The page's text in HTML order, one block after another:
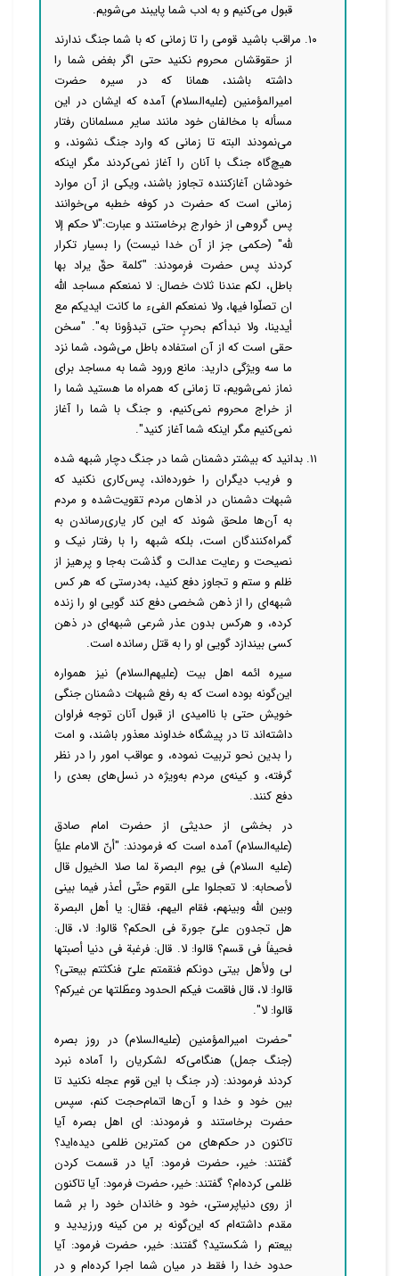
قبول می‌کنیم و به ادب شما پایبند می‌شویم.
۱۰. مراقب باشید قومی را تا زمانی که با شما جنگ ندارند
از حقوقشان محروم نکنید حتی اگر بغض شما را
داشته باشند، همانا که در سیره حضرت
امیرالمؤمنین (علیه‌السلام) آمده که ایشان در این
مسأله با مخالفان خود مانند سایر مسلمانان رفتار
می‌نمودند البته تا زمانی که وارد جنگ نشوند، و
هیچ‌گاه جنگ با آنان را آغاز نمی‌کردند مگر اینکه
خودشان آغازکننده تجاوز باشند، ویکی از آن موارد
زمانی است که حضرت در کوفه خطبه می‌خوانند
پس گروهی از خوارج برخاستند و عبارت:"لا حکم إلا
لله" (حکمی جز از آن خدا نیست) را بسیار تکرار
کردند پس حضرت فرمودند: "کلمة حقّ یراد بها
باطل، لکم عندنا ثلاث خصال: لا نمنعکم مساجد الله
ان تصلّوا فیها، ولا نمنعکم الفیء ما کانت ایدیکم مع
أیدینا، ولا نبدأکم بحربٍ حتی تبدؤونا به". "سخن
حقی است که از آن استفاده باطل می‌شود، شما نزد
ما سه ویژگی دارید: مانع ورود شما به مساجد برای
نماز نمی‌شویم، تا زمانی که همراه ما هستید شما را
از خراج محروم نمی‌کنیم، و جنگ با شما را آغاز
نمی‌کنیم مگر اینکه شما آغاز کنید".
۱۱. بدانید که بیشتر دشمنان شما در جنگ دچار شبهه شده
و فریب دیگران را خورده‌اند، پس‌کاری نکنید که
شبهات دشمنان در اذهان مردم تقویت‌شده و مردم
به آن‌ها ملحق شوند که این کار یاری‌رساندن به
گمراه‌کنندگان است، بلکه شبهه را با رفتار نیک و
نصیحت و رعایت عدالت و گذشت به‌جا و پرهیز از
ظلم و ستم و تجاوز دفع کنید، به‌درستی که هر کس
شبهه‌ای را از ذهن شخصی دفع کند گویی او را زنده
کرده، و هرکس بدون عذر شرعی شبهه‌ای در ذهن
کسی بیندازد گویی او را به قتل رسانده است.
سیره ائمه اهل بیت (علیهم‌السلام) نیز همواره
این‌گونه بوده است که به رفع شبهات دشمنان جنگی
خویش حتی با ناامیدی از قبول آنان توجه فراوان
داشته‌اند تا در پیشگاه خداوند معذور باشند، و امت
را بدین نحو تربیت نموده، و عواقب امور را در نظر
گرفته، و کینه‌ی مردم به‌ویژه در نسل‌های بعدی را
دفع کنند.
در بخشی از حدیثی از حضرت امام صادق
(علیه‌السلام) آمده است که فرمودند: "أنّ الامام علیّاً
(علیه السلام) فی یوم البصرة لما صلا الخیول قال
لأصحابه: لا تعجلوا علی القوم حتّی أعذر فیما بینی
وبین الله وبینهم، فقام الیهم، فقال: یا أهل البصرة
هل تجدون علیّ جورة فی الحکم؟ قالوا: لا، قال:
فحیفاً فی قسم؟ قالوا: لا. قال: فرغبة فی دنیا أصبتها
لی ولأهل بیتی دونکم فنقمتم علیّ فنکثتم بیعتی؟
قالوا: لا، قال فاقمت فیکم الحدود وعطّلتها عن غیرکم؟
قالوا: لا".
"حضرت امیرالمؤمنین (علیه‌السلام) در روز بصره
(جنگ جمل) هنگامی‌که لشکریان را آماده نبرد
کردند فرمودند: (در جنگ با این قوم عجله نکنید تا
بین خود و خدا و آن‌ها اتمام‌حجت کنم، سپس
حضرت برخاستند و فرمودند: ای اهل بصره آیا
تاکنون در حکم‌های من کمترین ظلمی دیده‌اید؟
گفتند: خیر، حضرت فرمود: آیا در قسمت کردن
ظلمی کرده‌ام؟ گفتند: خیر، حضرت فرمود: آیا تاکنون
از روی دنیاپرستی، خود و خاندان خود را بر شما
مقدم داشته‌ام که این‌گونه بر من کینه ورزیدید و
بیعتم را شکستید؟ گفتند: خیر، حضرت فرمود: آیا
حدود خدا را فقط در میان شما اجرا کرده‌ام و در